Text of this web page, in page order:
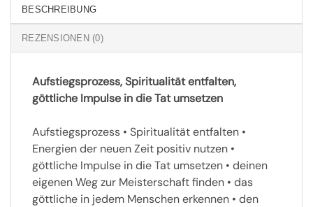
BESCHREIBUNG
REZENSIONEN (0)
Aufstiegsprozess, Spiritualität entfalten,
göttliche Impulse in die Tat umsetzen
Aufstiegsprozess • Spiritualität entfalten •
Energien der neuen Zeit positiv nutzen •
göttliche Impulse in die Tat umsetzen • deinen
eigenen Weg zur Meisterschaft finden • das
göttliche in jedem Menschen erkennen • den